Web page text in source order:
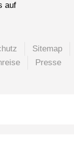
auf
Sitemap
Presse